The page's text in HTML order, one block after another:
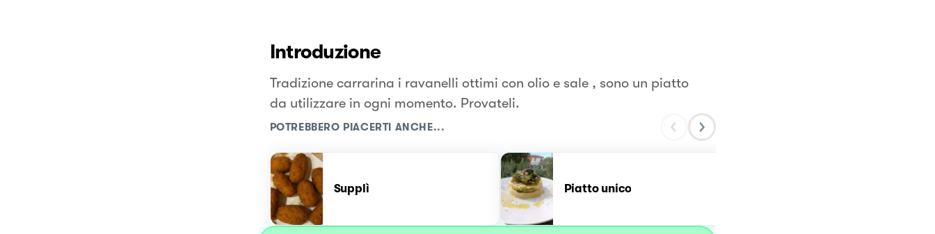
Introduzione
Tradizione carrarina i ravanelli ottimi con olio e sale , sono un piatto
da utilizzare in ogni momento. Provateli.
POTREBBERO PIACERTI ANCHE...
Supplì Piatto unico